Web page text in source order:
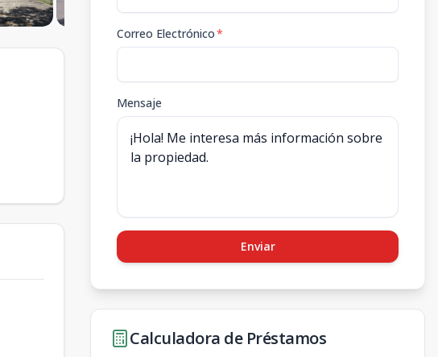
Correo Electrónico*
Mensaje
Enviar
Calculadora de Préstamos